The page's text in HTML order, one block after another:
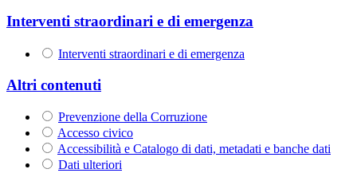
Interventi straordinari e di emergenza
Interventi straordinari e di emergenza
Altri contenuti
Prevenzione della Corruzione
Accesso civico
Accessibilità e Catalogo di dati, metadati e banche dati
Dati ulteriori